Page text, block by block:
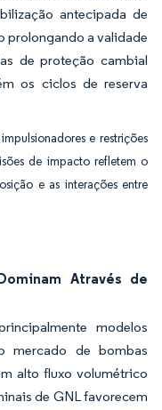
antecipada de
prolongando a validade
de proteção cambial
os ciclos de reserva
e restrições
de impacto refletem o
e as interações entre
Através de
modelos
mercado de bombas
alto fluxo volumétrico
de GNL favorecem